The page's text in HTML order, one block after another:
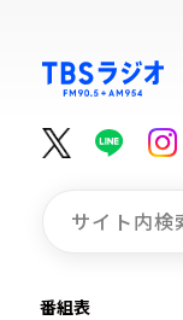
番組表